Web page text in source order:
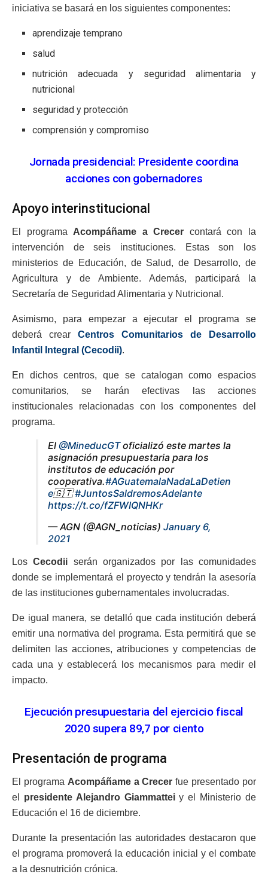
iniciativa se basará en los siguientes componentes:
aprendizaje temprano
salud
nutrición adecuada y seguridad alimentaria y
nutricional
seguridad y protección
comprensión y compromiso
Jornada presidencial: Presidente coordina
acciones con gobernadores
Apoyo interinstitucional
El programa Acompáñame a Crecer contará con la
intervención de seis instituciones. Estas son los
ministerios de Educación, de Salud, de Desarrollo, de
Agricultura y de Ambiente. Además, participará la
Secretaría de Seguridad Alimentaria y Nutricional.
Asimismo, para empezar a ejecutar el programa se
deberá crear Centros Comunitarios de Desarrollo
Infantil Integral (Cecodii).
En dichos centros, que se catalogan como espacios
comunitarios, se harán efectivas las acciones
institucionales relacionadas con los componentes del
programa.
El @MineducGToficializó este martes la
asignación presupuestaria para los
institutos de educación por
cooperativa.#AGuatemalaNadaLaDetien
e🇬🇹#JuntosSaldremosAdelante
https://t.co/fZFWIQNHKr
— AGN (@AGN_noticias) January 6,
2021
LosCecodii serán organizados por las comunidades
donde se implementará el proyecto y tendrán la asesoría
de las instituciones gubernamentales involucradas.
De igual manera, se detalló que cada institución deberá
emitir una normativa del programa. Esta permitirá que se
delimiten las acciones, atribuciones y competencias de
cada una y establecerá los mecanismos para medir el
impacto.
Ejecución presupuestaria del ejercicio fiscal
2020 supera 89,7 por ciento
Presentación de programa
El programa Acompáñame a Crecer fue presentado por
el presidente Alejandro Giammatteiy el Ministerio de
Educación el 16 de diciembre.
Durante la presentación las autoridades destacaron que
el programa promoverá la educación inicial y el combate
a la desnutrición crónica.